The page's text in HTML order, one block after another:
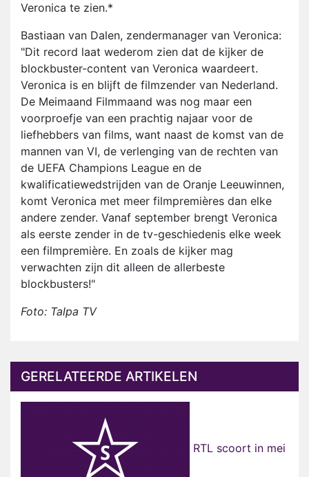
Veronica te zien.*
Bastiaan van Dalen, zendermanager van Veronica:
"Dit record laat wederom zien dat de kijker de
blockbuster-content van Veronica waardeert.
Veronica is en blijft de filmzender van Nederland.
De Meimaand Filmmaand was nog maar een
voorproefje van een prachtig najaar voor de
liefhebbers van films, want naast de komst van de
mannen van VI, de verlenging van de rechten van
de UEFA Champions League en de
kwalificatiewedstrijden van de Oranje Leeuwinnen,
komt Veronica met meer filmpremières dan elke
andere zender. Vanaf september brengt Veronica
als eerste zender in de tv-geschiedenis elke week
een filmpremière. En zoals de kijker mag
verwachten zijn dit alleen de allerbeste
blockbusters!"
Foto: Talpa TV
GERELATEERDE ARTIKELEN
RTL scoort in mei